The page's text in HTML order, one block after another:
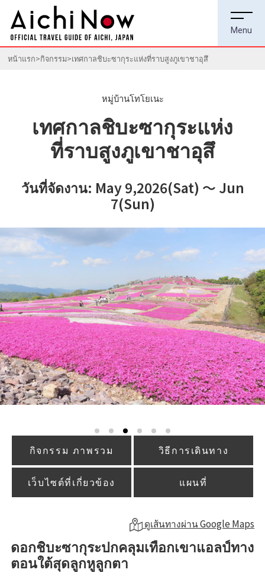
หน้าแรก กิจกรรม เทศกาลชิบะซากุระแห่งที่ราบสูงภูเขาชาอุสึ
หมู่บ้านโทโยเนะ
เทศกาลชิบะซากุระแห่ง
ที่ราบสูงภูเขาชาอุสึ
วันที่จัดงาน: May 9,2026(Sat) ～ Jun
7(Sun)
กิจกรรม ภาพรวม วิธีการเดินทาง
เว็บไซต์ที่เกี่ยวข้อง แผนที่
ดูเส้นทางผ่าน Google Maps
ดอกชิบะซากุระปกคลุมเทือกเขาแอลป์ทาง
ตอนใต้สุดลูกหูลูกตา